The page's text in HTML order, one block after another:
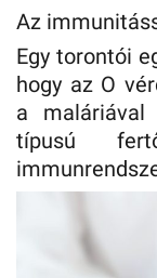
Az
Egy torontói
hogy az O
a
típusú